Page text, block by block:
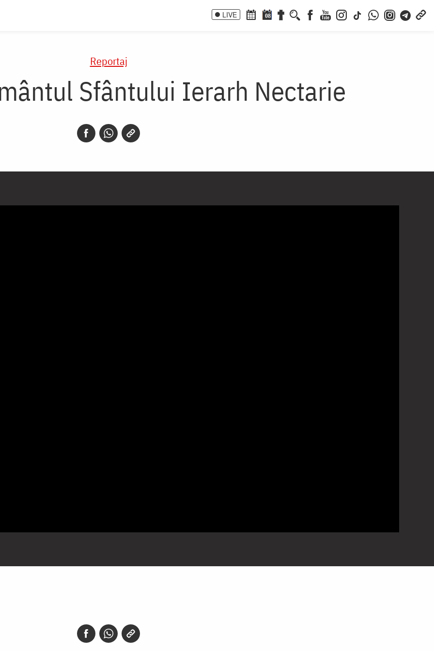
LIVE 08
Reportaj
Sfântului Ierarh Nectarie